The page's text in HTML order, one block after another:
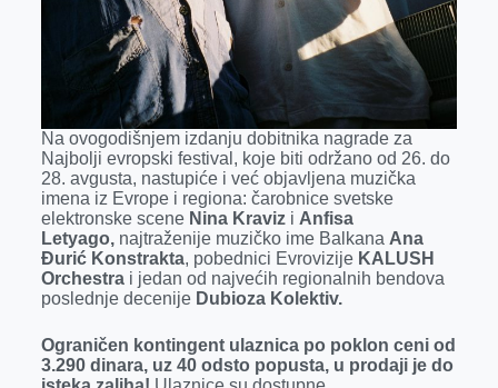
Na ovogodišnjem izdanju dobitnika nagrade za
Najbolji evropski festival, koje biti održano od 26. do
28. avgusta, nastupiće i već objavljena muzička
imena iz Evrope i regiona: čarobnice svetske
elektronske scene Nina Kraviz i Anfisa
Letyago,najtraženije muzičko ime Balkana Ana
Đurić Konstrakta, pobednici Evrovizije KALUSH
Orchestrai jedan od najvećih regionalnih bendova
poslednje decenije Dubioza Kolektiv.
Ograničen kontingent ulaznica po poklon ceni od
3.290 dinara, uz 40 odsto popusta, u prodaji je do